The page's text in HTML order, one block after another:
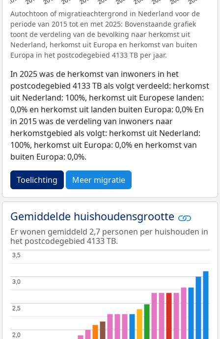
Autochtoon of migratieachtergrond in Nederland voor de
periode van 2015 tot en met 2025: Bovenstaande grafiek
toont de verdeling van de bevolking naar herkomst uit
Nederland, herkomst uit Europa en herkomst van buiten
Europa in het postcodegebied 4133 TB per jaar.
In 2025 was de herkomst van inwoners in het
postcodegebied 4133 TB als volgt verdeeld: herkomst
uit Nederland: 100%, herkomst uit Europese landen:
0,0% en herkomst uit landen buiten Europa: 0,0% En
in 2015 was de verdeling van inwoners naar
herkomstgebied als volgt: herkomst uit Nederland:
100%, herkomst uit Europa: 0,0% en herkomst van
buiten Europa: 0,0%.
Toelichting Meer migratie
Gemiddelde huishoudensgrootte
Er wonen gemiddeld 2,7 personen per huishouden in
het postcodegebied 4133 TB.
2,0
2,0
2,5
2,5
3,0
3,0
3,5
3,5